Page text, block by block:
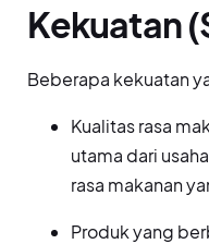
Kekuatan
Beberapa kekuatan
Kualitas rasa
utama dari
rasa makanan
Produk yang